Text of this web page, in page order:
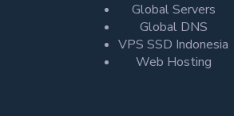
Global Servers
Global DNS
VPS SSD Indonesia
Web Hosting